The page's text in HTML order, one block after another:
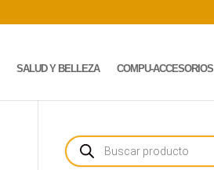
SALUD Y BELLEZA COMPU-ACCESORIOS
Búsqueda
de
productos